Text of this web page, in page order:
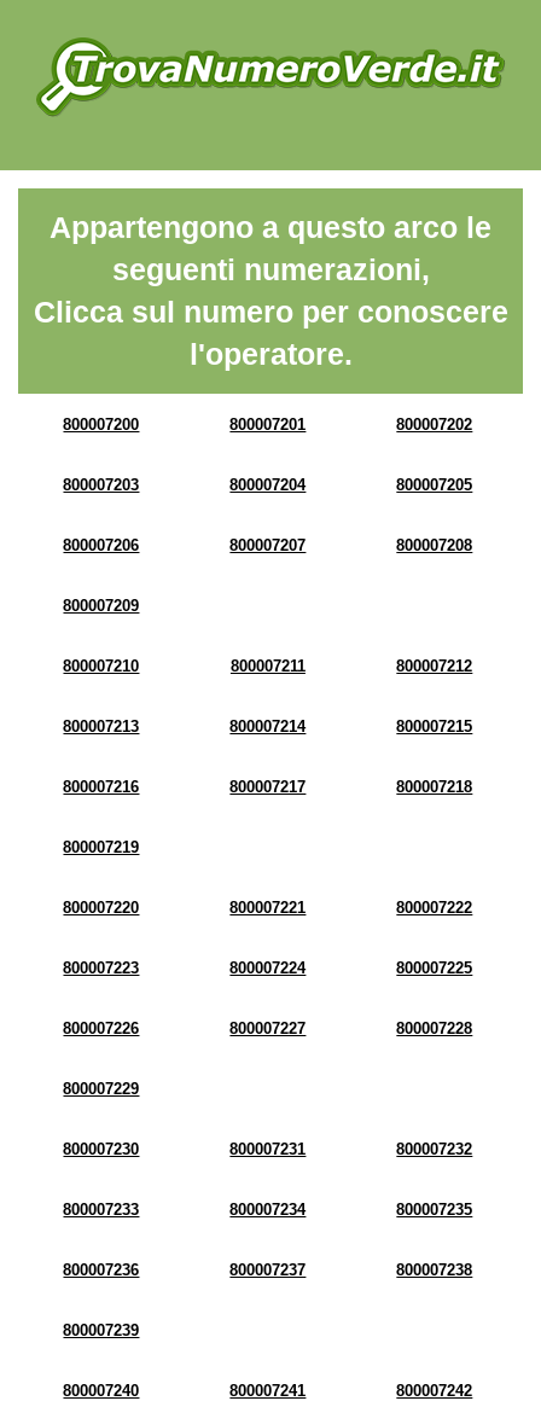
Appartengono a questo arco le
seguenti numerazioni,
Clicca sul numero per conoscere
l'operatore.
800007200 800007201 800007202
800007203 800007204 800007205
800007206 800007207 800007208
800007209
800007210 800007211 800007212
800007213 800007214 800007215
800007216 800007217 800007218
800007219
800007220 800007221 800007222
800007223 800007224 800007225
800007226 800007227 800007228
800007229
800007230 800007231 800007232
800007233 800007234 800007235
800007236 800007237 800007238
800007239
800007240 800007241 800007242